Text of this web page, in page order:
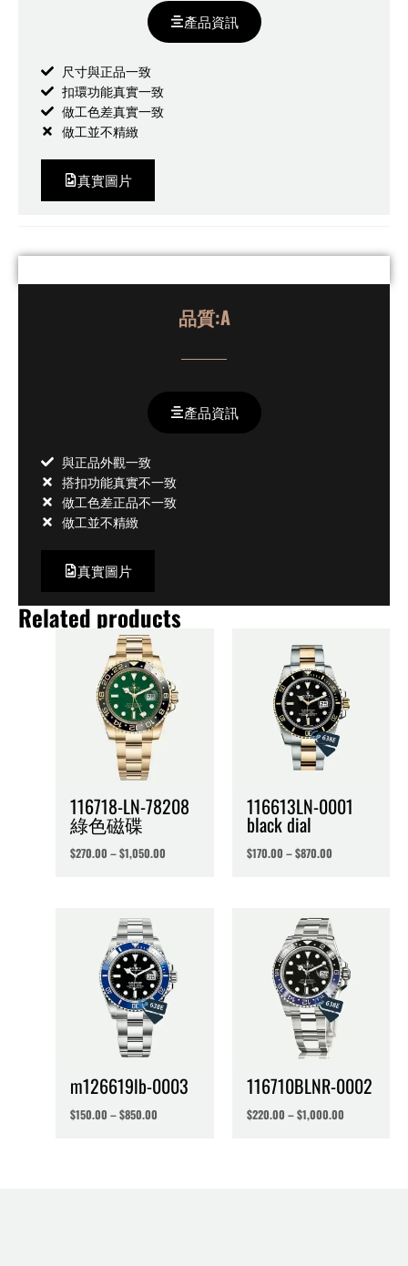
產品資訊
尺寸與正品一致
扣環功能真實一致
做工色差真實一致
做工並不精緻
真實圖片
品質:A
產品資訊
與正品外觀一致
搭扣功能真實不一致
做工色差正品不一致
做工並不精緻
真實圖片
Related products
116718-LN-78208
綠色磁碟
$270.00 –$1,050.00
116613LN-0001
black dial
$170.00 –$870.00
m126619lb-0003
$150.00 –$850.00
116710BLNR-0002
$220.00 –$1,000.00